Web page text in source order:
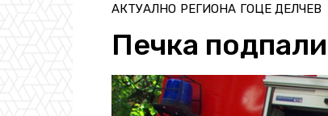
АКТУАЛНО РЕГИОНА ГОЦЕ ДЕЛЧЕВ
Печка